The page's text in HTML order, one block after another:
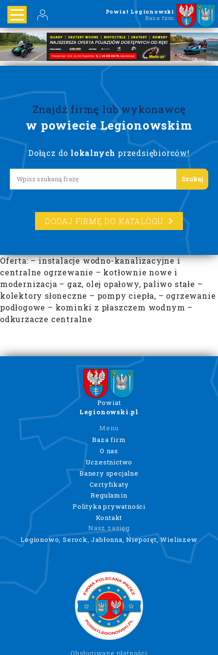
Powiat Legionowski
Baza firm
Znajdź firmę lub wykonawcę
w powiecie Legionowskim
Dołącz do lokalnych przedsiębiorców!
Lorem ipsum
DODAJ FIRMĘ DO KATALOGU
Oferta: – instalacje wodno-kanalizacyjne i
centralne ogrzewanie – kotłownie nowe i
modernizacja – gaz, olej opałowy, paliwo stałe –
kolektory słoneczne – pompy ciepła, – ogrzewanie
podłogowe – kominki z płaszczem wodnym –
odkurzacze centralne
Powiat
Legionowski.pl
Menu
Baza firm
O nas
Uczestnictwo
Banery specjalne
Certyfikaty
Regulamin
Polityka prywatności
Kontakt
Nasz zasięg
Legionowo, Serock, Jabłonna, Nieporęt, Wieliszew
Obsługiwane płatności